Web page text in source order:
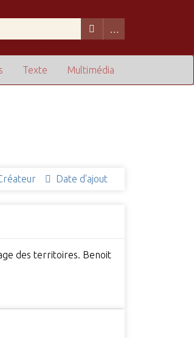
Multimédia
Texte
Date d'ajout
des territoires. Benoit